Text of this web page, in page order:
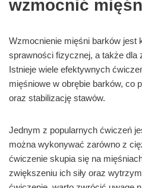
wzmocnić
Wzmocnienie mięśni barków jest
sprawności fizycznej, a także dla
Istnieje wiele efektywnych
mięśniowe w obrębie barków, co
oraz stabilizację stawów.
Jednym z popularnych ćwiczeń
można wykonywać zarówno z
ćwiczenie skupia się na
zwiększeniu ich siły oraz